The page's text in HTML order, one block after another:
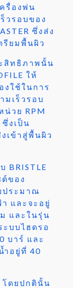
รื่องพ่น
วรอบของ
ซึ่งส่ง
รียมพื้นผิว
สิทธิภาพนั้น
ให้
งใช้ในการ
มเร็วรอบ
น่วย RPM
ซึ่งเป็น
เข้าสู่พื้นผิว
BRISTLE
ต์ของ
ประมาณ
และจะอยู่
และในรุ่น
ะบบไฮดรอ
บาร์ และ
ำอยู่ที่ 40
โดยปกตินั้น